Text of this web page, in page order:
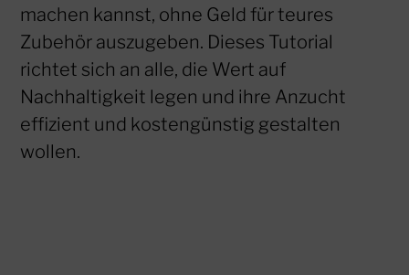
machen kannst, ohne Geld für teures
Zubehör auszugeben. Dieses Tutorial
richtet sich an alle, die Wert auf
Nachhaltigkeit legen und ihre Anzucht
effizient und kostengünstig gestalten
wollen.